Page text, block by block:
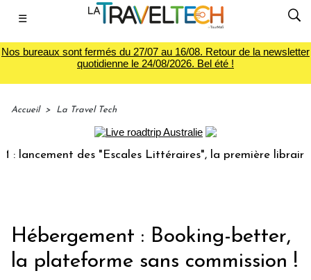
☰
Nos bureaux sont fermés du 27/07 au 16/08. Retour de la newsletter
quotidienne le 24/08/2026. Bel été !
Accueil > La Travel Tech
des "Escales Littéraires", la première librairie du
Hébergement : Booking-better,
la plateforme sans commission !